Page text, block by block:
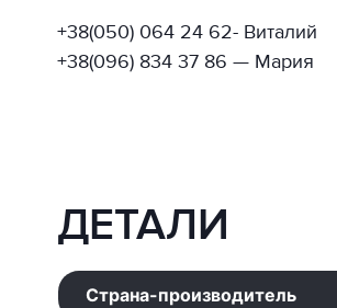
+38(050) 064 24 62- Виталий
+38(096) 834 37 86 — Мария
ДЕТАЛИ
Страна-производитель